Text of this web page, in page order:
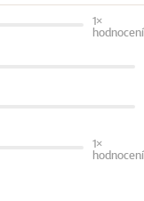
1×
hodnocení
1×
hodnocení